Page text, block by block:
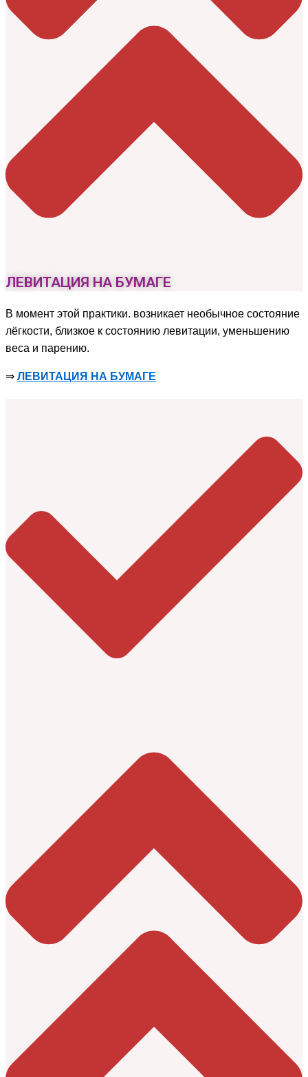
ЛЕВИТАЦИЯ НА БУМАГЕ
В момент этой практики. возникает необычное состояние
лёгкости, близкое к состоянию левитации, уменьшению
веса и парению.
⇒ ЛЕВИТАЦИЯ НА БУМАГЕ